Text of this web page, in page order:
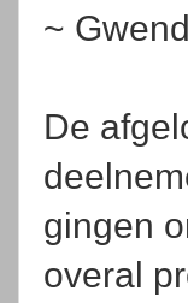
~
De
gingen
overal